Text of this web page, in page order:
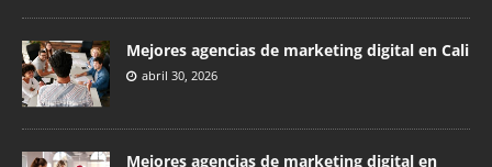
Mejores agencias de marketing digital en Cali
abril 30, 2026
Mejores agencias de marketing digital en